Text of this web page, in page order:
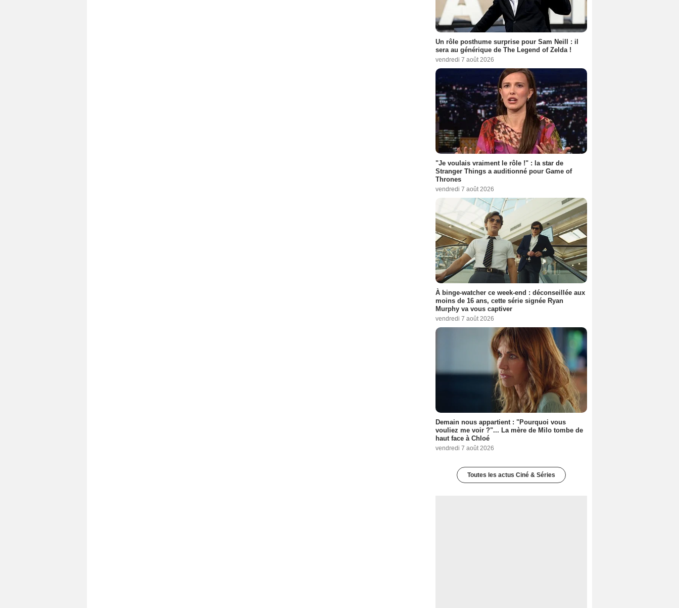
Un rôle posthume surprise pour Sam Neill : il
sera au générique de The Legend of Zelda !
vendredi 7 août 2026
"Je voulais vraiment le rôle !" : la star de
Stranger Things a auditionné pour Game of
Thrones
vendredi 7 août 2026
À binge-watcher ce week-end : déconseillée aux
moins de 16 ans, cette série signée Ryan
Murphy va vous captiver
vendredi 7 août 2026
Demain nous appartient : "Pourquoi vous
vouliez me voir ?"... La mère de Milo tombe de
haut face à Chloé
vendredi 7 août 2026
Toutes les actus Ciné & Séries